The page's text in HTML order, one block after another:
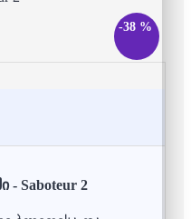
-38 %
- Saboteur 2